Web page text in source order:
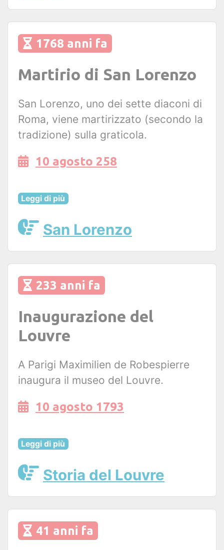
1768 anni fa
Martirio di San Lorenzo
San Lorenzo, uno dei sette diaconi di
Roma, viene martirizzato (secondo la
tradizione) sulla graticola.
10 agosto 258
Leggi di più
San Lorenzo
233 anni fa
Inaugurazione del
Louvre
A Parigi Maximilien de Robespierre
inaugura il museo del Louvre.
10 agosto 1793
Leggi di più
Storia del Louvre
41 anni fa